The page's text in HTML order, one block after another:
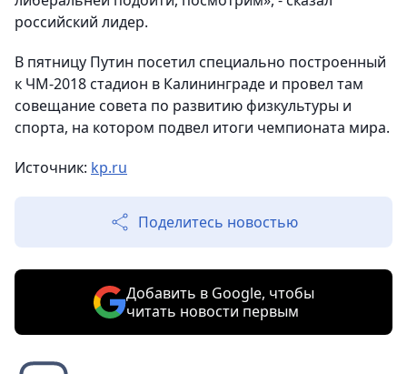
российский лидер.
В пятницу Путин посетил специально построенный
к ЧМ-2018 стадион в Калининграде и провел там
совещание совета по развитию физкультуры и
спорта, на котором подвел итоги чемпионата мира.
Источник: kp.ru
Поделитесь новостью
Добавить в Google, чтобы
читать новости первым